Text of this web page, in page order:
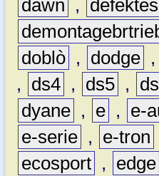
dawn , defektes
doblò , dodge ,
,
ds4 , ds5 ,
dyane , e , e-
e-serie , e-tron
ecosport , edge